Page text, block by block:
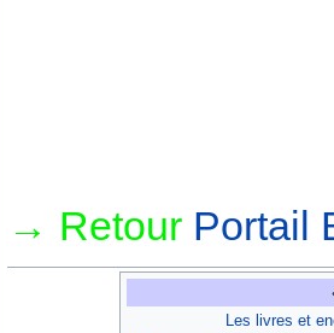
→ Retour Portail
Les livres et